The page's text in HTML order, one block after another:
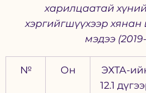
харилцаатай
хэргийгшүүхээр
мэдээ
№ Он
ЭХТА-
12.1